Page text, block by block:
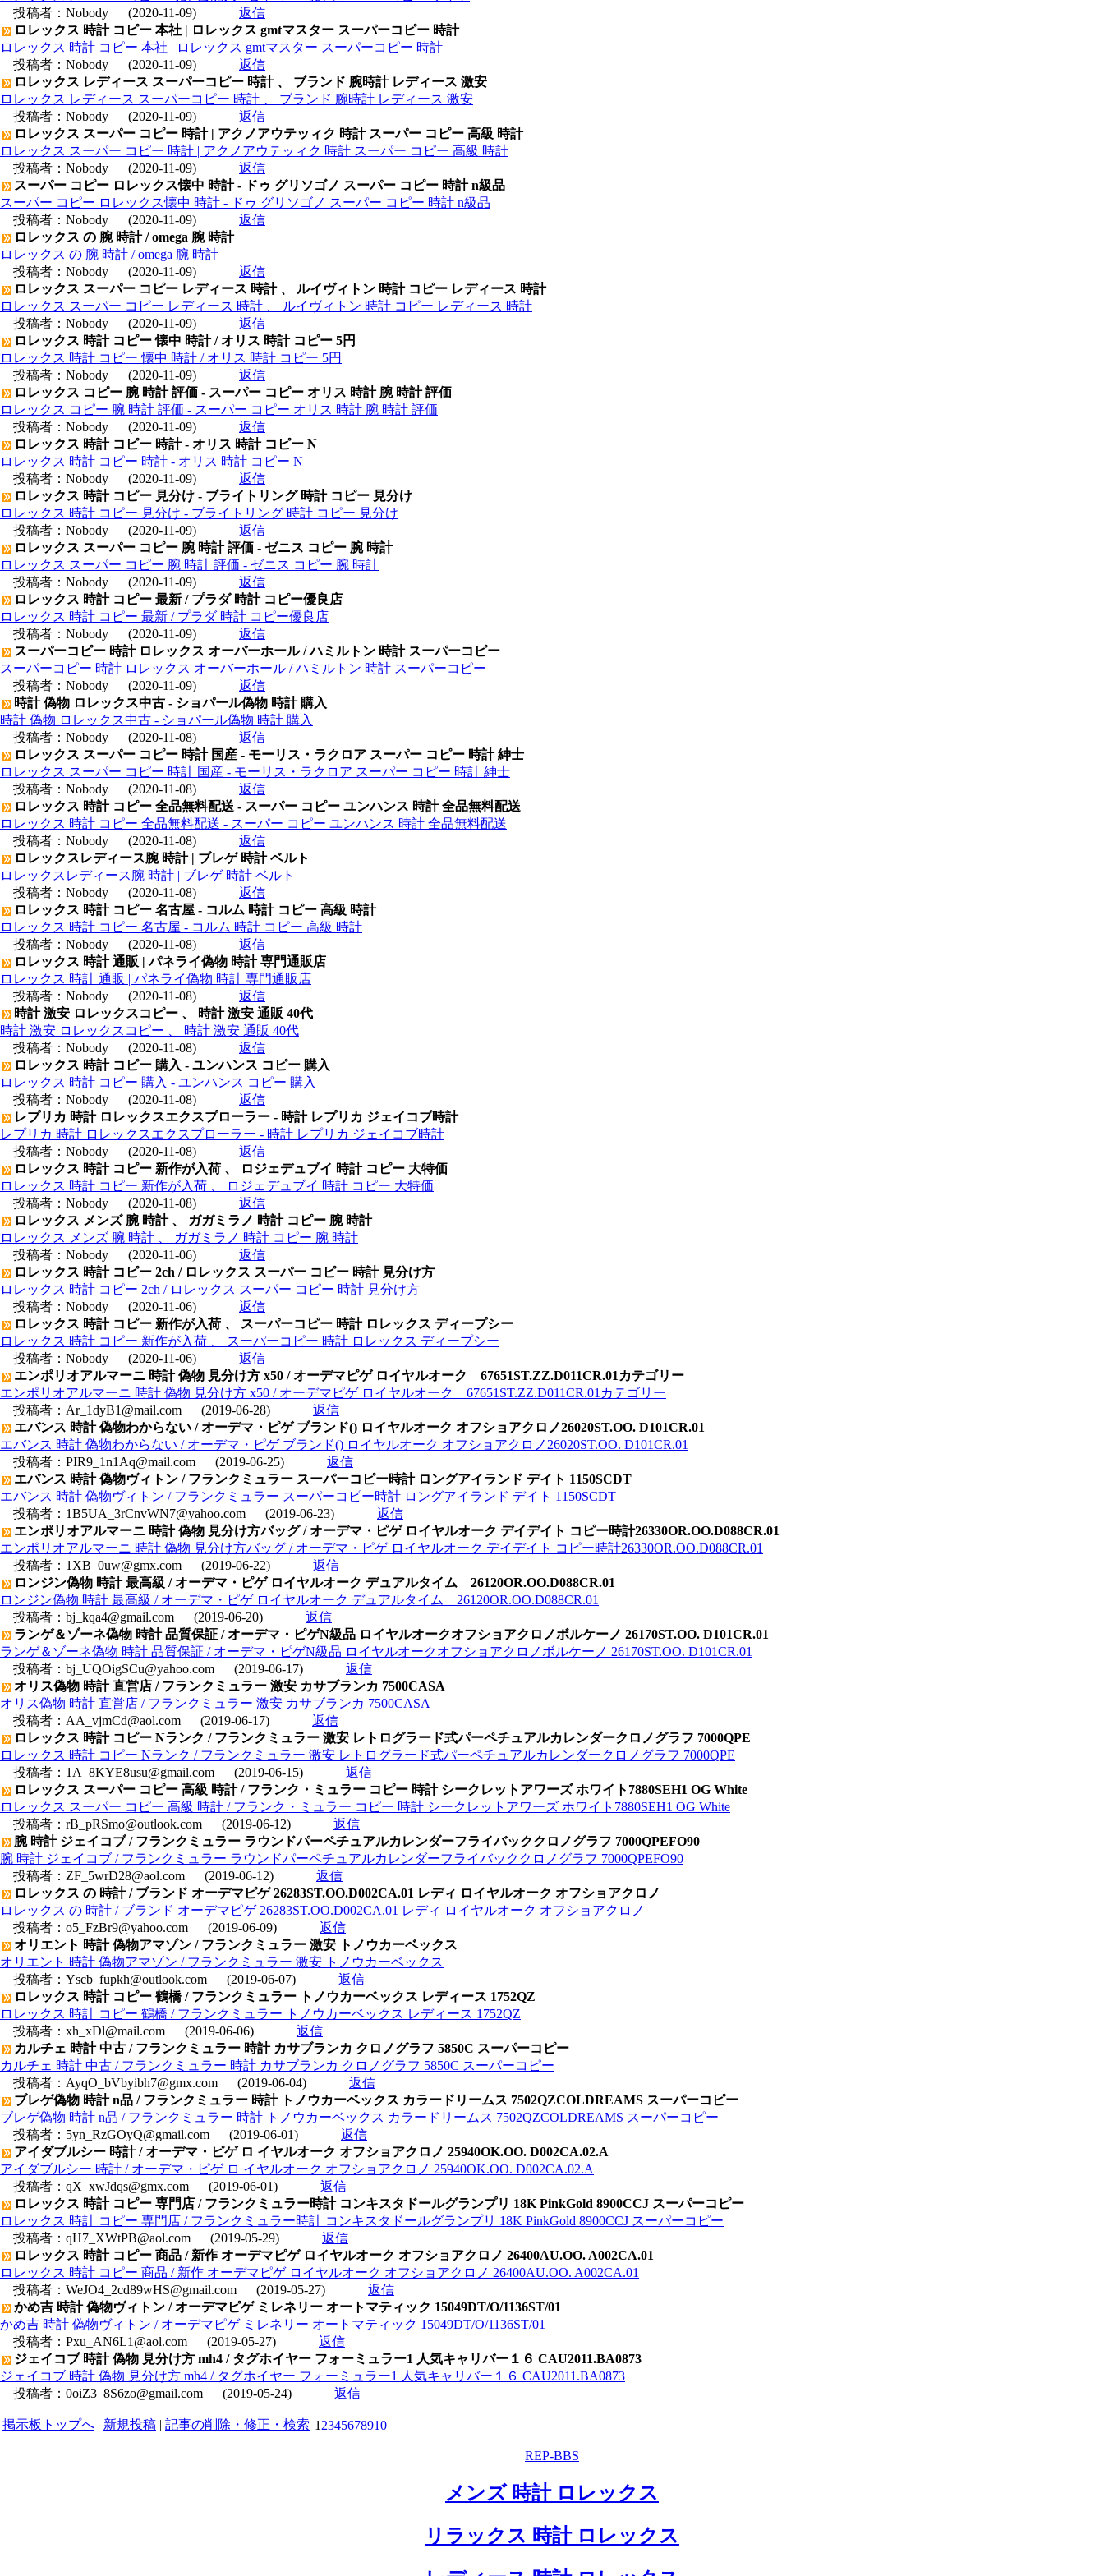
投稿者： Nobody (2020-11-09)
返信
ロレックス 時計 コピー 本社 | ロレックス gmtマスター スーパーコピー 時計
ロレックス 時計 コピー 本社 | ロレックス gmtマスター スーパーコピー 時計
投稿者： Nobody (2020-11-09)
返信
ロレックス レディース スーパーコピー 時計 、 ブランド 腕時計 レディース 激安
ロレックス レディース スーパーコピー 時計 、 ブランド 腕時計 レディース 激安
投稿者： Nobody (2020-11-09)
返信
ロレックス スーパー コピー 時計 | アクノアウテッィク 時計 スーパー コピー 高級 時計
ロレックス スーパー コピー 時計 | アクノアウテッィク 時計 スーパー コピー 高級 時計
投稿者： Nobody (2020-11-09)
返信
スーパー コピー ロレックス懐中 時計 - ドゥ グリソゴノ スーパー コピー 時計 n級品
スーパー コピー ロレックス懐中 時計 - ドゥ グリソゴノ スーパー コピー 時計 n級品
投稿者： Nobody (2020-11-09)
返信
ロレックス の 腕 時計 / omega 腕 時計
ロレックス の 腕 時計 / omega 腕 時計
投稿者： Nobody (2020-11-09)
返信
ロレックス スーパー コピー レディース 時計 、 ルイヴィトン 時計 コピー レディース 時計
ロレックス スーパー コピー レディース 時計 、 ルイヴィトン 時計 コピー レディース 時計
投稿者： Nobody (2020-11-09)
返信
ロレックス 時計 コピー 懐中 時計 / オリス 時計 コピー 5円
ロレックス 時計 コピー 懐中 時計 / オリス 時計 コピー 5円
投稿者： Nobody (2020-11-09)
返信
ロレックス コピー 腕 時計 評価 - スーパー コピー オリス 時計 腕 時計 評価
ロレックス コピー 腕 時計 評価 - スーパー コピー オリス 時計 腕 時計 評価
投稿者： Nobody (2020-11-09)
返信
ロレックス 時計 コピー 時計 - オリス 時計 コピー N
ロレックス 時計 コピー 時計 - オリス 時計 コピー N
投稿者： Nobody (2020-11-09)
返信
ロレックス 時計 コピー 見分け - ブライトリング 時計 コピー 見分け
ロレックス 時計 コピー 見分け - ブライトリング 時計 コピー 見分け
投稿者： Nobody (2020-11-09)
返信
ロレックス スーパー コピー 腕 時計 評価 - ゼニス コピー 腕 時計
ロレックス スーパー コピー 腕 時計 評価 - ゼニス コピー 腕 時計
投稿者： Nobody (2020-11-09)
返信
ロレックス 時計 コピー 最新 / プラダ 時計 コピー優良店
ロレックス 時計 コピー 最新 / プラダ 時計 コピー優良店
投稿者： Nobody (2020-11-09)
返信
スーパーコピー 時計 ロレックス オーバーホール / ハミルトン 時計 スーパーコピー
スーパーコピー 時計 ロレックス オーバーホール / ハミルトン 時計 スーパーコピー
投稿者： Nobody (2020-11-09)
返信
時計 偽物 ロレックス中古 - ショパール偽物 時計 購入
時計 偽物 ロレックス中古 - ショパール偽物 時計 購入
投稿者： Nobody (2020-11-08)
返信
ロレックス スーパー コピー 時計 国産 - モーリス・ラクロア スーパー コピー 時計 紳士
ロレックス スーパー コピー 時計 国産 - モーリス・ラクロア スーパー コピー 時計 紳士
投稿者： Nobody (2020-11-08)
返信
ロレックス 時計 コピー 全品無料配送 - スーパー コピー ユンハンス 時計 全品無料配送
ロレックス 時計 コピー 全品無料配送 - スーパー コピー ユンハンス 時計 全品無料配送
投稿者： Nobody (2020-11-08)
返信
ロレックスレディース腕 時計 | ブレゲ 時計 ベルト
ロレックスレディース腕 時計 | ブレゲ 時計 ベルト
投稿者： Nobody (2020-11-08)
返信
ロレックス 時計 コピー 名古屋 - コルム 時計 コピー 高級 時計
ロレックス 時計 コピー 名古屋 - コルム 時計 コピー 高級 時計
投稿者： Nobody (2020-11-08)
返信
ロレックス 時計 通販 | パネライ偽物 時計 専門通販店
ロレックス 時計 通販 | パネライ偽物 時計 専門通販店
投稿者： Nobody (2020-11-08)
返信
時計 激安 ロレックスコピー 、 時計 激安 通販 40代
時計 激安 ロレックスコピー 、 時計 激安 通販 40代
投稿者： Nobody (2020-11-08)
返信
ロレックス 時計 コピー 購入 - ユンハンス コピー 購入
ロレックス 時計 コピー 購入 - ユンハンス コピー 購入
投稿者： Nobody (2020-11-08)
返信
レプリカ 時計 ロレックスエクスプローラー - 時計 レプリカ ジェイコブ時計
レプリカ 時計 ロレックスエクスプローラー - 時計 レプリカ ジェイコブ時計
投稿者： Nobody (2020-11-08)
返信
ロレックス 時計 コピー 新作が入荷 、 ロジェデュブイ 時計 コピー 大特価
ロレックス 時計 コピー 新作が入荷 、 ロジェデュブイ 時計 コピー 大特価
投稿者： Nobody (2020-11-08)
返信
ロレックス メンズ 腕 時計 、 ガガミラノ 時計 コピー 腕 時計
ロレックス メンズ 腕 時計 、 ガガミラノ 時計 コピー 腕 時計
投稿者： Nobody (2020-11-06)
返信
ロレックス 時計 コピー 2ch / ロレックス スーパー コピー 時計 見分け方
ロレックス 時計 コピー 2ch / ロレックス スーパー コピー 時計 見分け方
投稿者： Nobody (2020-11-06)
返信
ロレックス 時計 コピー 新作が入荷 、 スーパーコピー 時計 ロレックス ディープシー
ロレックス 時計 コピー 新作が入荷 、 スーパーコピー 時計 ロレックス ディープシー
投稿者： Nobody (2020-11-06)
返信
エンポリオアルマーニ 時計 偽物 見分け方 x50 / オーデマピゲ ロイヤルオーク 67651ST.ZZ.D011CR.01カテゴリー
エンポリオアルマーニ 時計 偽物 見分け方 x50 / オーデマピゲ ロイヤルオーク 67651ST.ZZ.D011CR.01カテゴリー
投稿者： Ar_1dyB1@mail.com (2019-06-28)
返信
エバンス 時計 偽物わからない / オーデマ・ピゲ ブランド() ロイヤルオーク オフショアクロノ26020ST.OO. D101CR.01
エバンス 時計 偽物わからない / オーデマ・ピゲ ブランド() ロイヤルオーク オフショアクロノ26020ST.OO. D101CR.01
投稿者： PIR9_1n1Aq@mail.com (2019-06-25)
返信
エバンス 時計 偽物ヴィトン / フランクミュラー スーパーコピー時計 ロングアイランド デイト 1150SCDT
エバンス 時計 偽物ヴィトン / フランクミュラー スーパーコピー時計 ロングアイランド デイト 1150SCDT
投稿者： 1B5UA_3rCnvWN7@yahoo.com (2019-06-23)
返信
エンポリオアルマーニ 時計 偽物 見分け方バッグ / オーデマ・ピゲ ロイヤルオーク デイデイト コピー時計26330OR.OO.D088CR.01
エンポリオアルマーニ 時計 偽物 見分け方バッグ / オーデマ・ピゲ ロイヤルオーク デイデイト コピー時計26330OR.OO.D088CR.01
投稿者： 1XB_0uw@gmx.com (2019-06-22)
返信
ロンジン偽物 時計 最高級 / オーデマ・ピゲ ロイヤルオーク デュアルタイム 26120OR.OO.D088CR.01
ロンジン偽物 時計 最高級 / オーデマ・ピゲ ロイヤルオーク デュアルタイム 26120OR.OO.D088CR.01
投稿者： bj_kqa4@gmail.com (2019-06-20)
返信
ランゲ＆ゾーネ偽物 時計 品質保証 / オーデマ・ピゲN級品 ロイヤルオークオフショアクロノボルケーノ 26170ST.OO. D101CR.01
ランゲ＆ゾーネ偽物 時計 品質保証 / オーデマ・ピゲN級品 ロイヤルオークオフショアクロノボルケーノ 26170ST.OO. D101CR.01
投稿者： bj_UQOigSCu@yahoo.com (2019-06-17)
返信
オリス偽物 時計 直営店 / フランクミュラー 激安 カサブランカ 7500CASA
オリス偽物 時計 直営店 / フランクミュラー 激安 カサブランカ 7500CASA
投稿者： AA_vjmCd@aol.com (2019-06-17)
返信
ロレックス 時計 コピー Nランク / フランクミュラー 激安 レトログラード式パーペチュアルカレンダークロノグラフ 7000QPE
ロレックス 時計 コピー Nランク / フランクミュラー 激安 レトログラード式パーペチュアルカレンダークロノグラフ 7000QPE
投稿者： 1A_8KYE8usu@gmail.com (2019-06-15)
返信
ロレックス スーパー コピー 高級 時計 / フランク・ミュラー コピー 時計 シークレットアワーズ ホワイト7880SEH1 OG White
ロレックス スーパー コピー 高級 時計 / フランク・ミュラー コピー 時計 シークレットアワーズ ホワイト7880SEH1 OG White
投稿者： rB_pRSmo@outlook.com (2019-06-12)
返信
腕 時計 ジェイコブ / フランクミュラー ラウンドパーペチュアルカレンダーフライバッククロノグラフ 7000QPEFO90
腕 時計 ジェイコブ / フランクミュラー ラウンドパーペチュアルカレンダーフライバッククロノグラフ 7000QPEFO90
投稿者： ZF_5wrD28@aol.com (2019-06-12)
返信
ロレックス の 時計 / ブランド オーデマピゲ 26283ST.OO.D002CA.01 レディ ロイヤルオーク オフショアクロノ
ロレックス の 時計 / ブランド オーデマピゲ 26283ST.OO.D002CA.01 レディ ロイヤルオーク オフショアクロノ
投稿者： o5_FzBr9@yahoo.com (2019-06-09)
返信
オリエント 時計 偽物アマゾン / フランクミュラー 激安 トノウカーベックス
オリエント 時計 偽物アマゾン / フランクミュラー 激安 トノウカーベックス
投稿者： Yscb_fupkh@outlook.com (2019-06-07)
返信
ロレックス 時計 コピー 鶴橋 / フランクミュラー トノウカーベックス レディース 1752QZ
ロレックス 時計 コピー 鶴橋 / フランクミュラー トノウカーベックス レディース 1752QZ
投稿者： xh_xDl@mail.com (2019-06-06)
返信
カルチェ 時計 中古 / フランクミュラー 時計 カサブランカ クロノグラフ 5850C スーパーコピー
カルチェ 時計 中古 / フランクミュラー 時計 カサブランカ クロノグラフ 5850C スーパーコピー
投稿者： AyqO_bVbyibh7@gmx.com (2019-06-04)
返信
ブレゲ偽物 時計 n品 / フランクミュラー 時計 トノウカーベックス カラードリームス 7502QZCOLDREAMS スーパーコピー
ブレゲ偽物 時計 n品 / フランクミュラー 時計 トノウカーベックス カラードリームス 7502QZCOLDREAMS スーパーコピー
投稿者： 5yn_RzGOyQ@gmail.com (2019-06-01)
返信
アイダブルシー 時計 / オーデマ・ピゲ ロ イヤルオーク オフショアクロノ 25940OK.OO. D002CA.02.A
アイダブルシー 時計 / オーデマ・ピゲ ロ イヤルオーク オフショアクロノ 25940OK.OO. D002CA.02.A
投稿者： qX_xwJdqs@gmx.com (2019-06-01)
返信
ロレックス 時計 コピー 専門店 / フランクミュラー時計 コンキスタドールグランプリ 18K PinkGold 8900CCJ スーパーコピー
ロレックス 時計 コピー 専門店 / フランクミュラー時計 コンキスタドールグランプリ 18K PinkGold 8900CCJ スーパーコピー
投稿者： qH7_XWtPB@aol.com (2019-05-29)
返信
ロレックス 時計 コピー 商品 / 新作 オーデマピゲ ロイヤルオーク オフショアクロノ 26400AU.OO. A002CA.01
ロレックス 時計 コピー 商品 / 新作 オーデマピゲ ロイヤルオーク オフショアクロノ 26400AU.OO. A002CA.01
投稿者： WeJO4_2cd89wHS@gmail.com (2019-05-27)
返信
かめ吉 時計 偽物ヴィトン / オーデマピゲ ミレネリー オートマティック 15049DT/O/1136ST/01
かめ吉 時計 偽物ヴィトン / オーデマピゲ ミレネリー オートマティック 15049DT/O/1136ST/01
投稿者： Pxu_AN6L1@aol.com (2019-05-27)
返信
ジェイコブ 時計 偽物 見分け方 mh4 / タグホイヤー フォーミュラー1 人気キャリバー１６ CAU2011.BA0873
ジェイコブ 時計 偽物 見分け方 mh4 / タグホイヤー フォーミュラー1 人気キャリバー１６ CAU2011.BA0873
投稿者： 0oiZ3_8S6zo@gmail.com (2019-05-24) 返信
掲示板トップへ | 新規投稿 | 記事の削除・修正・検索 1 2345678910
REP-BBS
メンズ 時計 ロレックス
リラックス 時計 ロレックス